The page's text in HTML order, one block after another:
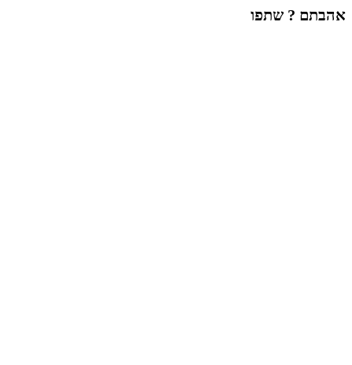
אהבתם ? שתפו